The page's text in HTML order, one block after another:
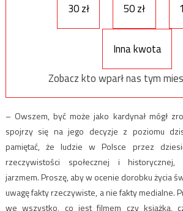
30 zł 50 zł
Inna kwota
Zobacz kto wparł nas tym
– Owszem, być może jako kardynał mógł
spojrzy się na jego decyzje z poziomu
pamiętać, że ludzie w Polsce przez
rzeczywistości społecznej i historycznej,
jarzmem. Proszę, aby w ocenie dorobku życia
uwagę fakty rzeczywiste, a nie fakty medialne.
we wszystko, co jest filmem czy książką,